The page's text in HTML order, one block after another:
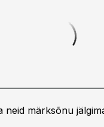
neid märksõnu